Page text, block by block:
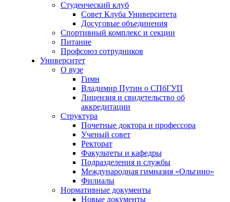
Студенческий клуб
Совет Клуба Университета
Досуговые объединения
Спортивный комплекс и секции
Питание
Профсоюз сотрудников
Университет
О вузе
Гимн
Владимир Путин о СПбГУП
Лицензия и свидетельство об
аккредитации
Структура
Почетные доктора и профессора
Ученый совет
Ректорат
Факультеты и кафедры
Подразделения и службы
Международная гимназия «Ольгино»
Филиалы
Нормативные документы
Новые документы